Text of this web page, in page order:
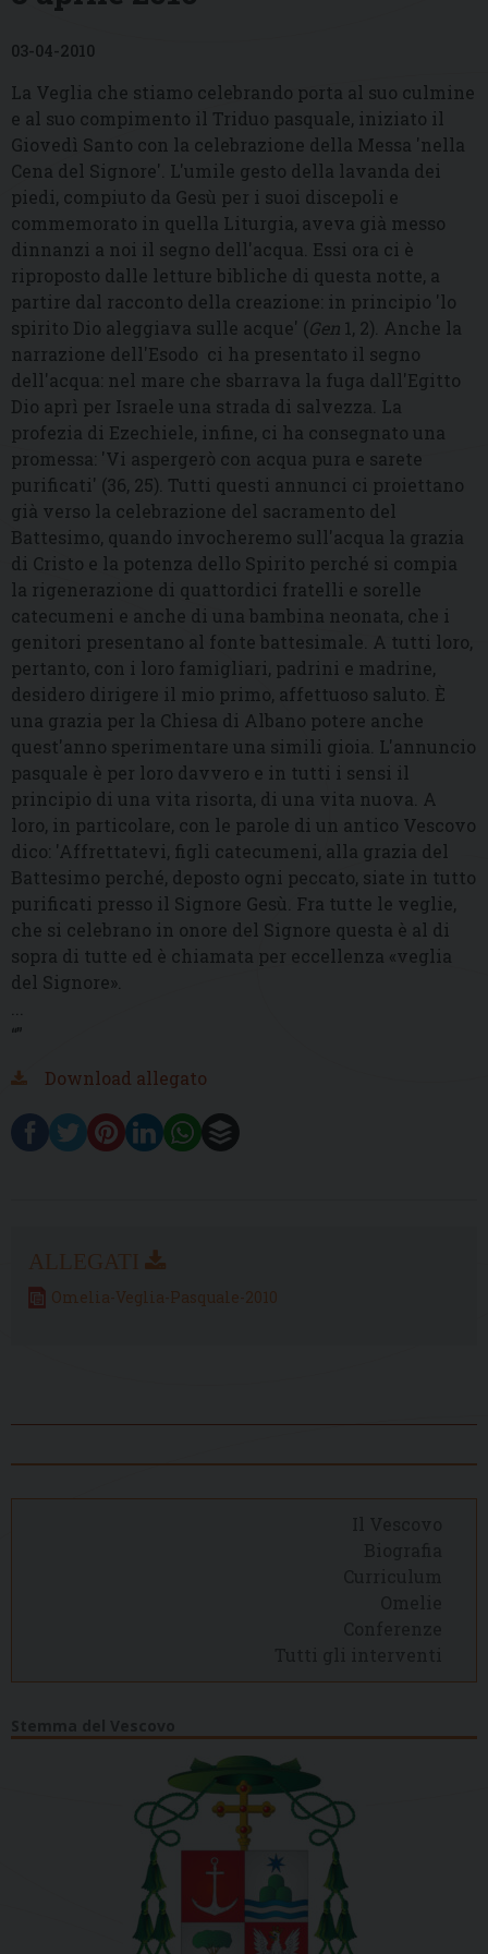
03-04-2010
La Veglia che stiamo celebrando porta al suo culmine
e al suo compimento il Triduo pasquale, iniziato il
Giovedì Santo con la celebrazione della Messa 'nella
Cena del Signore'. L'umile gesto della lavanda dei
piedi, compiuto da Gesù per i suoi discepoli e
commemorato in quella Liturgia, aveva già messo
dinnanzi a noi il segno dell'acqua. Essi ora ci è
riproposto dalle letture bibliche di questa notte, a
partire dal racconto della creazione: in principio 'lo
spirito Dio aleggiava sulle acque' (Gen 1, 2). Anche la
narrazione dell'Esodo ci ha presentato il segno
dell'acqua: nel mare che sbarrava la fuga dall'Egitto
Dio aprì per Israele una strada di salvezza. La
profezia di Ezechiele, infine, ci ha consegnato una
promessa: 'Vi aspergerò con acqua pura e sarete
purificati' (36, 25). Tutti questi annunci ci proiettano
già verso la celebrazione del sacramento del
Battesimo, quando invocheremo sull'acqua la grazia
di Cristo e la potenza dello Spirito perché si compia
la rigenerazione di quattordici fratelli e sorelle
catecumeni e anche di una bambina neonata, che i
genitori presentano al fonte battesimale. A tutti loro,
pertanto, con i loro famigliari, padrini e madrine,
desidero dirigere il mio primo, affettuoso saluto. È
una grazia per la Chiesa di Albano potere anche
quest'anno sperimentare una simili gioia. L'annuncio
pasquale è per loro davvero e in tutti i sensi il
principio di una vita risorta, di una vita nuova. A
loro, in particolare, con le parole di un antico Vescovo
dico: 'Affrettatevi, figli catecumeni, alla grazia del
Battesimo perché, deposto ogni peccato, siate in tutto
purificati presso il Signore Gesù. Fra tutte le veglie,
che si celebrano in onore del Signore questa è al di
sopra di tutte ed è chiamata per eccellenza «veglia
del Signore».
“”
Download allegato
Omelia-Veglia-Pasquale-2010